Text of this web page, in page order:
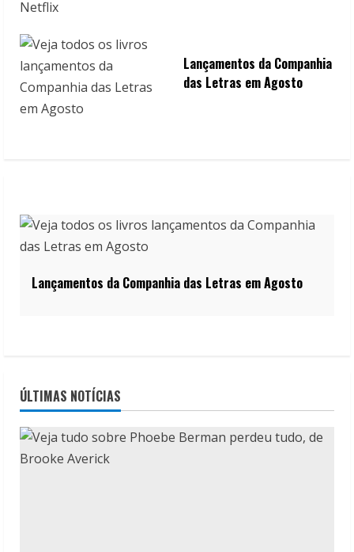
Lançamentos da Companhia
das Letras em Agosto
Lançamentos da Companhia das Letras em Agosto
ÚLTIMAS NOTÍCIAS